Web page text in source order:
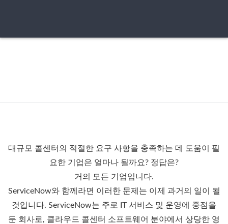
대규모 콜센터의 적절한 요구 사항을 충족하는 데 도움이 필
요한 기업은 얼마나 될까요? 정답은?
거의 모든 기업입니다.
ServiceNow와 함께라면 이러한 문제는 이제 과거의 일이 될
것입니다. ServiceNow는 주로 IT 서비스 및 운영에 중점을
둔 회사로, 클라우드 콜센터 소프트웨어 분야에서 상당한 영